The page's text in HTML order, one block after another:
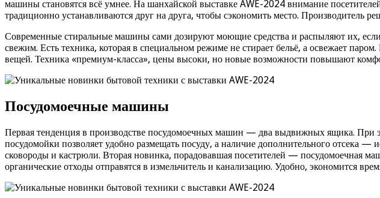
машины становятся всё умнее. На шанхайской выставке AWE-2024 внимание
традиционно устанавливаются друг на друга, чтобы сэкономить место. Производитель
Современные стиральные машины сами дозируют моющие средства и распыляют их, если
свежим. Есть техника, которая в специальном режиме не стирает бельё, а освежает
вещей. Техника «премиум-класса», цены высоки, но новые возможности повышают
Посудомоечные машины
Первая тенденция в производстве посудомоечных машин — два выдвижных ящика. При
посудомойки позволяет удобно размещать посуду, а наличие дополнительного
сковороды и кастрюли. Вторая новинка, порадовавшая посетителей — посудомоечная
органические отходы отправятся в измельчитель и канализацию. Удобно, экономится